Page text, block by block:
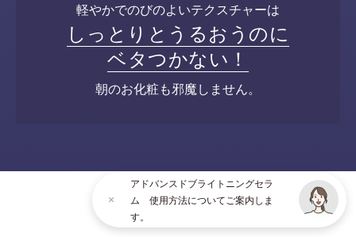
軽やかでのびのよいテクスチャーは
しっとりとうるおうのに
ベタつかない！
朝のお化粧も邪魔しません。
アドバンスドブライトニングセラ
ム 使用方法についてご案内しま
す。